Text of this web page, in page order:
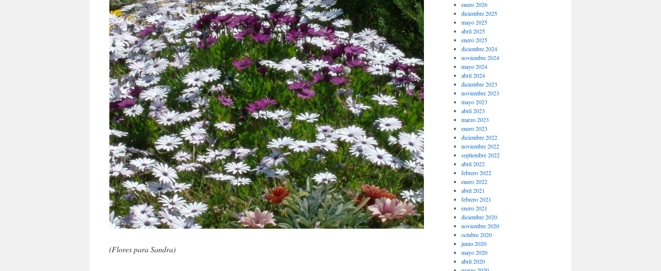
(Flores para Sandra)
enero 2026
diciembre 2025
mayo 2025
abril 2025
enero 2025
diciembre 2024
noviembre 2024
mayo 2024
abril 2024
diciembre 2023
noviembre 2023
mayo 2023
abril 2023
marzo 2023
enero 2023
diciembre 2022
noviembre 2022
septiembre 2022
abril 2022
febrero 2022
enero 2022
abril 2021
febrero 2021
enero 2021
diciembre 2020
noviembre 2020
octubre 2020
junio 2020
mayo 2020
abril 2020